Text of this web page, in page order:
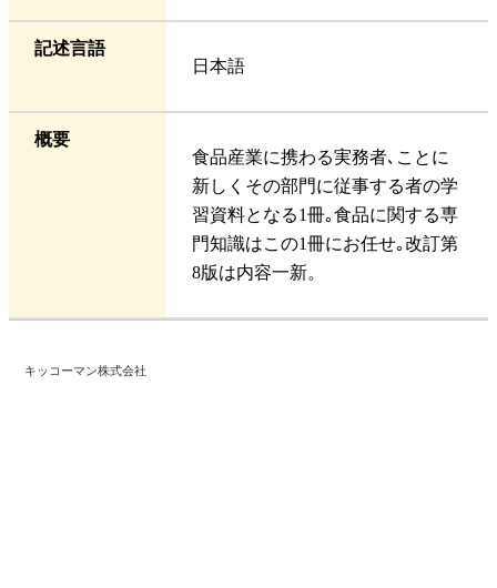
記述言語
日本語
概要
食品産業に携わる実務者､ことに
新しくその部門に従事する者の学
習資料となる1冊｡食品に関する専
門知識はこの1冊にお任せ｡改訂第
8版は内容一新。
キッコーマン株式会社